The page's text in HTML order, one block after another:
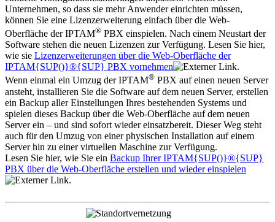
Unternehmen, so dass sie mehr Anwender einrichten müssen,
können Sie eine Lizenzerweiterung einfach über die Web-
Oberfläche der IPTAM® PBX einspielen. Nach einem Neustart der
Software stehen die neuen Lizenzen zur Verfügung. Lesen Sie hier,
wie sie Lizenzerweiterungen über die Web-Oberfläche der
IPTAM{SUP()}®{SUP} PBX vornehmen
.
Wenn einmal ein Umzug der IPTAM® PBX auf einen neuen Server
ansteht, installieren Sie die Software auf dem neuen Server, erstellen
ein Backup aller Einstellungen Ihres bestehenden Systems und
spielen dieses Backup über die Web-Oberfläche auf dem neuen
Server ein – und sind sofort wieder einsatzbereit. Dieser Weg steht
auch für den Umzug von einer physischen Installation auf einem
Server hin zu einer virtuellen Maschine zur Verfügung.
Lesen Sie hier, wie Sie ein Backup Ihrer IPTAM{SUP()}®{SUP}
PBX über die Web-Oberfläche erstellen und wieder einspielen
.